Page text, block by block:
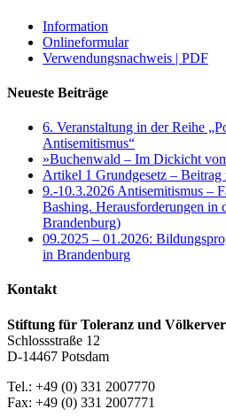
Information
Onlineformular
Verwendungsnachweis | PDF
Neueste Beiträge
6. Veranstaltung in der Reihe
Antisemitismus“
»Buchenwald – Im Dickicht
Artikel 1 Grundgesetz – Beitrag
9.-10.3.2026 Antisemitismus –
Bashing. Herausforderungen in
Brandenburg)
09.2025 – 01.2026:
in Brandenburg
Kontakt
Stiftung für Toleranz und
Schlossstraße 12
D-14467 Potsdam
Tel.: +49 (0) 331 2007770
Fax: +49 (0) 331 2007771